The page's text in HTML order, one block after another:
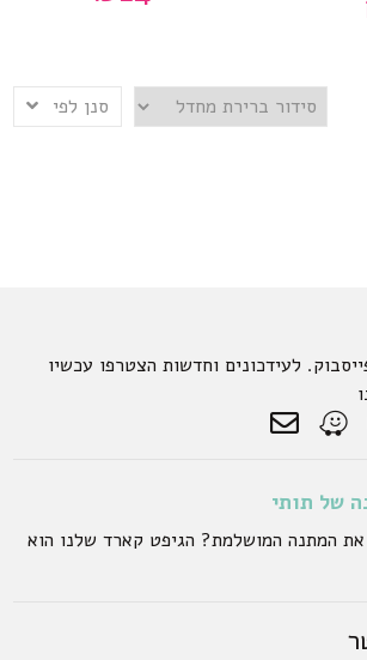
סנן לפי
לעידכונים וחדשות הצטרפו עכשיו
של תותי
המתנה המושלמת? הגיפט קארד שלנו הוא